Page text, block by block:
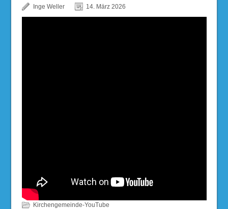
Inge Weller 14. März 2026
Kirchengemeinde-YouTube